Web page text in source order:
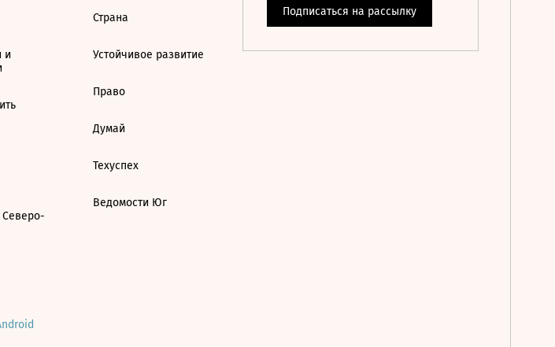
и
Северо-
Страна
Устойчивое развитие
Право
Думай
Техуспех
Ведомости Юг